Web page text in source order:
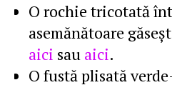
O rochie tricotată
asemănătoare
aici sau aici.
O fustă plisată